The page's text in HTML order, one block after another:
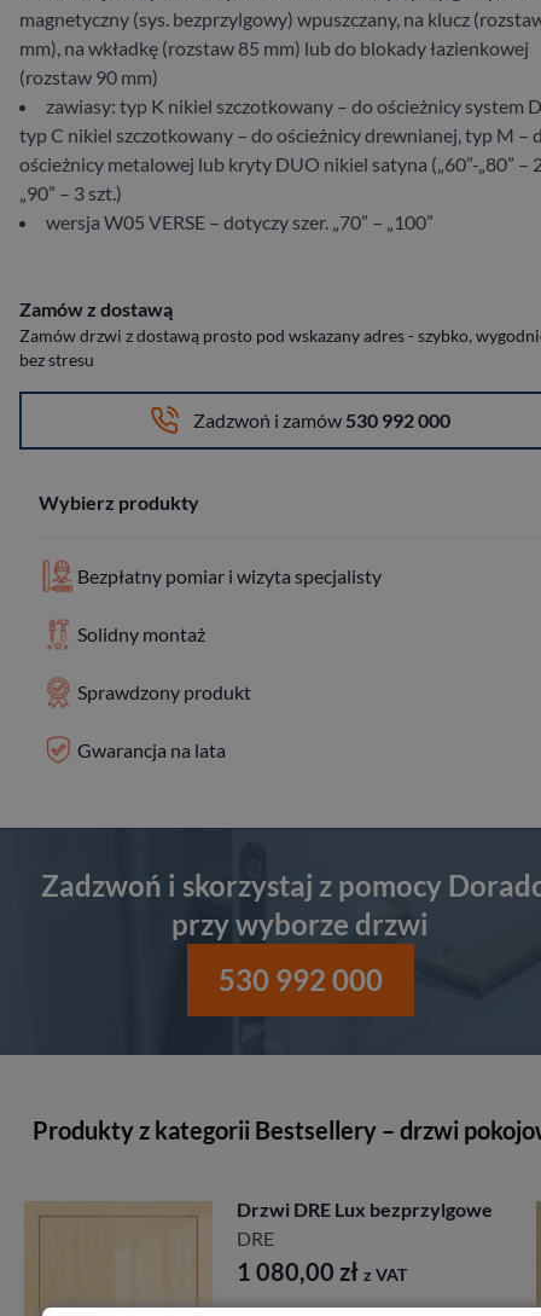
magnetyczny (sys. bezprzylgowy) wpuszczany, na klucz
mm), na wkładkę (rozstaw 85 mm) lub do blokady łazienkowej
(rozstaw 90 mm)
zawiasy: typ K nikiel szczotkowany – do ościeżnicy system
typ C nikiel szczotkowany – do ościeżnicy drewnianej, typ M –
ościeżnicy metalowej lub kryty DUO nikiel satyna („60”-„80” –
„90” – 3 szt.)
wersja W05 VERSE – dotyczy szer. „70” – „100”
Zamów z dostawą
Zamów drzwi z dostawą prosto pod wskazany adres - szybko,
bez stresu
Zadzwoń i zamów 530 992 000
Wybierz produkty
Bezpłatny pomiar i wizyta specjalisty
Solidny montaż
Sprawdzony produkt
Gwarancja na lata
Zadzwoń i skorzystaj z pomocy
przy wyborze drzwi
530 992 000
Produkty z kategorii Bestsellery – drzwi
Lux bezprzylgowe
Drzwi